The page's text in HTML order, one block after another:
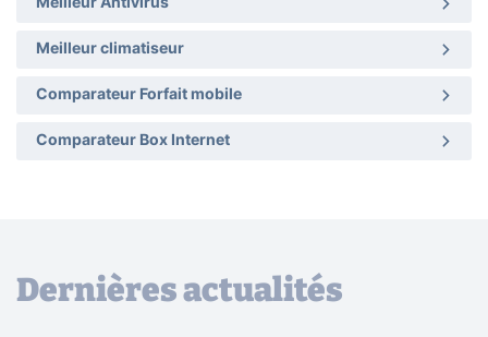
Meilleur Antivirus
Meilleur climatiseur
Comparateur Forfait mobile
Comparateur Box Internet
Dernières actualités